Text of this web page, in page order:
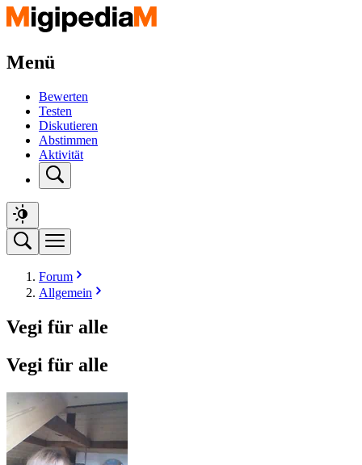
Menü
Bewerten
Testen
Diskutieren
Abstimmen
Aktivität
Forum
Allgemein
Vegi für alle
Vegi für alle